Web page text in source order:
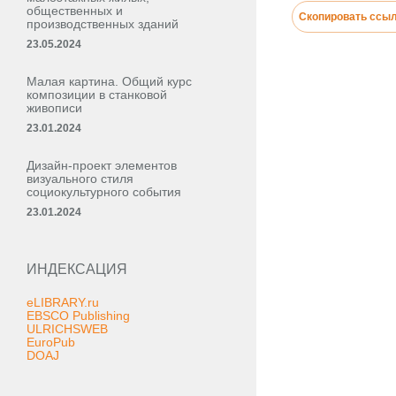
общественных и
производственных зданий
23.05.2024
Малая картина. Общий курс
композиции в станковой
живописи
23.01.2024
Дизайн-проект элементов
визуального стиля
социокультурного события
23.01.2024
ИНДЕКСАЦИЯ
eLIBRARY.ru
EBSCO Publishing
ULRICHSWEB
EuroPub
DOAJ
Скопировать